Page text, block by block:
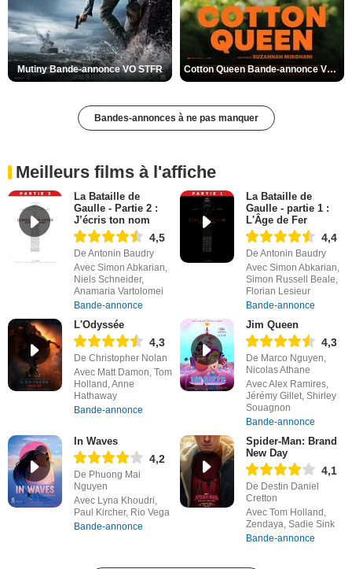
Mutiny Bande-annonce VO STFR Cotton Queen Bande-annonce VO STFR
Bandes-annonces à ne pas manquer
Meilleurs films à l'affiche
La Bataille de
Gaulle - Partie 2 :
J’écris ton nom
4,5
De Antonin Baudry
Avec Simon Abkarian,
Niels Schneider,
Anamaria Vartolomei
Bande-annonce
La Bataille de
Gaulle - partie 1 :
L'Âge de Fer
4,4
De Antonin Baudry
Avec Simon Abkarian,
Simon Russell Beale,
Florian Lesieur
Bande-annonce
L'Odyssée
4,3
De Christopher Nolan
Avec Matt Damon, Tom
Holland, Anne
Hathaway
Bande-annonce
Jim Queen
4,3
De Marco Nguyen,
Nicolas Athane
Avec Alex Ramires,
Jérémy Gillet, Shirley
Souagnon
Bande-annonce
In Waves
4,2
De Phuong Mai
Nguyen
Avec Lyna Khoudri,
Paul Kircher, Rio Vega
Bande-annonce
Spider-Man: Brand
New Day
4,1
De Destin Daniel
Cretton
Avec Tom Holland,
Zendaya, Sadie Sink
Bande-annonce